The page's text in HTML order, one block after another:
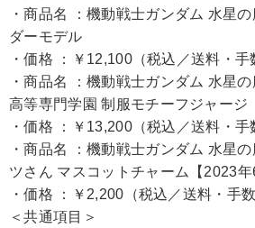
・商品名 ：機動戦士ガンダム 水星
ダーモデル
・価格 ：￥12,100（税込／送料・手
・商品名 ：機動戦士ガンダム 水星
高等専門学園 制服モチーフジャージ
・価格 ：￥13,200（税込／送料・手
・商品名 ：機動戦士ガンダム 水星
ツさん マスコットチャーム【2023年
・価格 ：￥2,200（税込／送料・手数
＜共通項目＞